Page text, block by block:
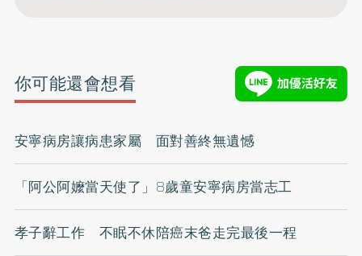
你可能還會想看
安寧病房讓病患家屬 面對善終無遺憾
「阿公阿嬤當天使了」8歲童安寧病房當志工
孝子辭工作 不眠不休陪癌末爸走完最後一程